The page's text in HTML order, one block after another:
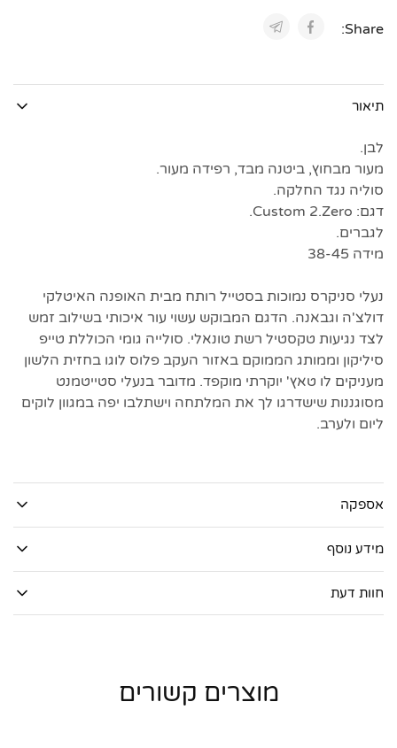
Share:
תיאור
לבן.
מעור מבחוץ, ביטנה מבד, רפידה מעור.
סוליה נגד החלקה.
דגם: Custom 2.Zero.
לגברים.
מידה 38-45
נעלי סניקרס נמוכות בסטייל רותח מבית האופנה האיטלקי
דולצ'ה וגבאנה. הדגם המבוקש עשוי עור איכותי בשילוב זמש
לצד נגיעות טקסטיל רשת טונאלי. סולייה גומי הכוללת טייפ
סיליקון וממותג הממוקם באזור העקב פלוס לוגו בחזית הלשון
מעניקים לו טאץ' יוקרתי מוקפד. מדובר בנעלי סטייטמנט
מסוגננות שישדרגו לך את המלתחה וישתלבו יפה במגוון לוקים
ליום ולערב.
אספקה
מידע נוסף
חוות דעת
מוצרים קשורים